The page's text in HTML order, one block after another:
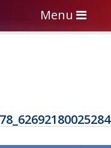
Toggle
navigation
Menu